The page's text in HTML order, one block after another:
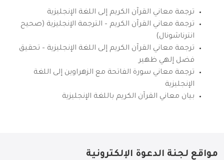
ترجمة معاني القرآن الكريم إلى اللغة الإنجليزية
ترجمة معاني القرآن الكريم – الترجمة الإنجليزية (صحيح
انترناشونال)
ترجمة معاني القرآن الكريم إلى اللغة الإنجليزية – تحقيق
فضل إلهي ظهير
ترجمة معاني سورة الفاتحة مع الزهراوين إلى اللغة
الإنجليزية
بيان معاني القرآن الكريم باللغة الإنجليزية
مواقع لجنة الدعوة الإلكترونية